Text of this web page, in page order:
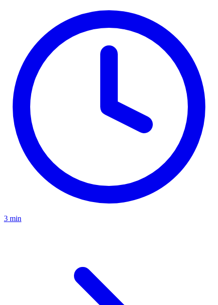
3 min